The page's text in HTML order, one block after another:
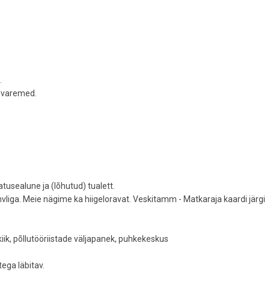
ja (lõhutud) tualett.
Meie nägime ka hiigeloravat. Veskitamm - Matkaraja kaardi järgi
põllutööriistade väljapanek, puhkekeskus
läbitav.